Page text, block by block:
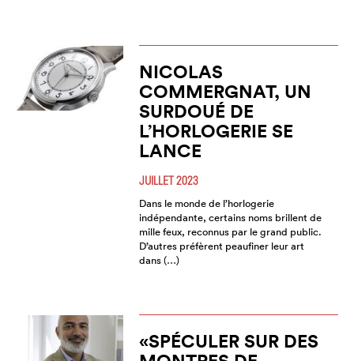
NICOLAS
COMMERGNAT, UN
SURDOUÉ DE
L’HORLOGERIE SE
LANCE
JUILLET 2023
Dans le monde de l’horlogerie
indépendante, certains noms brillent de
mille feux, reconnus par le grand public.
D’autres préfèrent peaufiner leur art
dans (…)
«SPÉCULER SUR DES